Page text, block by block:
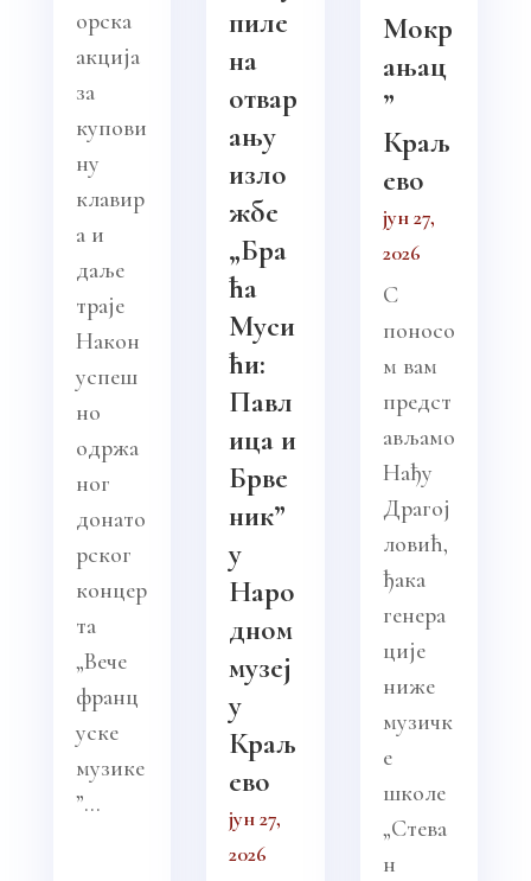
орска
акција
за
купови
ну
клавир
а и
даље
траје
Након
успеш
но
одржа
ног
донато
рског
концер
та
„Вече
франц
уске
музике
”...
пиле
на
отвар
ању
изло
жбе
„Бра
ћа
Муси
ћи:
Павл
ица и
Брве
ник”
у
Наро
дном
музеј
у
Краљ
ево
јун 27,
2026
Мокр
ањац
”
Краљ
ево
јун 27,
2026
С
поносо
м вам
предст
ављамо
Нађу
Драгој
ловић,
ђака
генера
ције
ниже
музичк
е
школе
„Стева
н